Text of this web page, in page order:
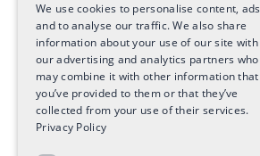
We use cookies to personalise content, ads
and to analyse our traffic. We also share
information about your use of our site with
our advertising and analytics partners who
may combine it with other information that
you’ve provided to them or that they’ve
collected from your use of their services.
Privacy Policy